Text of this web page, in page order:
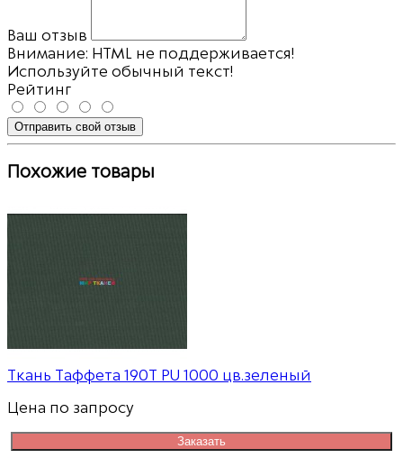
Ваш отзыв
Внимание: HTML не поддерживается!
Используйте обычный текст!
Рейтинг
Отправить свой отзыв
Похожие товары
Ткань Таффета 190T PU 1000 цв.зеленый
Цена по запросу
Заказать